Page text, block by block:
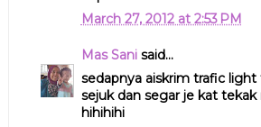
March 27, 2012 at 2:53 PM
Mas Sanisaid...
sedapnya aiskrim trafic light
sejuk dan segar je kat tekak
hihihihi